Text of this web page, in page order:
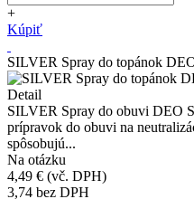
+
Kúpiť
SILVER Spray do topánok
Detail
SILVER Spray do obuvi DEO
prípravok do obuvi na
spôsobujú...
Na otázku
4,49 € (vč. DPH)
3,74 bez DPH